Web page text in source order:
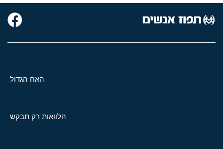
האח הגדול
הלוואות רק תבקש